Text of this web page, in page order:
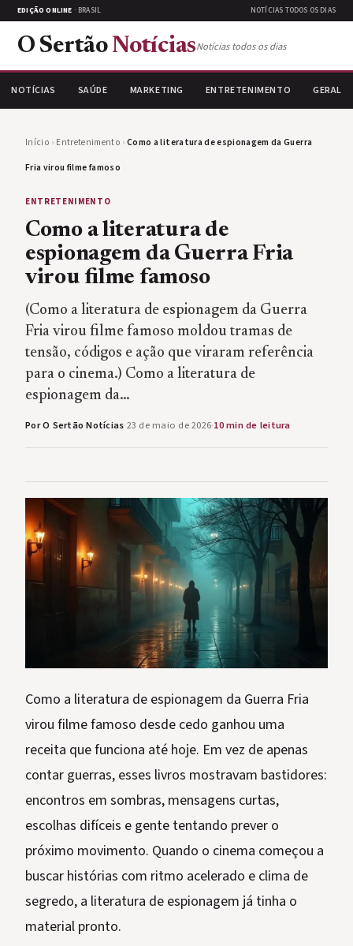
EDIÇÃO ONLINE · BRASIL NOTÍCIAS TODOS OS DIAS
O Sertão NotíciasNotícias todos os dias
NOTÍCIAS SAÚDE MARKETING ENTRETENIMENTO GERAL
Início › Entretenimento ›Como a literatura de espionagem da Guerra
Fria virou filme famoso
ENTRETENIMENTO
Como a literatura de
espionagem da Guerra Fria
virou filme famoso
(Como a literatura de espionagem da Guerra
Fria virou filme famoso moldou tramas de
tensão, códigos e ação que viraram referência
para o cinema.) Como a literatura de
espionagem da…
Por O Sertão Notícias·23 de maio de 2026·10 min de leitura
Como a literatura de espionagem da Guerra Fria
virou filme famoso desde cedo ganhou uma
receita que funciona até hoje. Em vez de apenas
contar guerras, esses livros mostravam bastidores:
encontros em sombras, mensagens curtas,
escolhas difíceis e gente tentando prever o
próximo movimento. Quando o cinema começou a
buscar histórias com ritmo acelerado e clima de
segredo, a literatura de espionagem já tinha o
material pronto.